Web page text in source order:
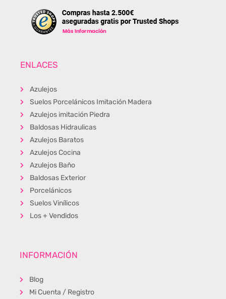
ENLACES
Azulejos
Suelos Porcelánicos Imitación Madera
Azulejos imitación Piedra
Baldosas Hidraulicas
Azulejos Baratos
Azulejos Cocina
Azulejos Baño
Baldosas Exterior
Porcelánicos
Suelos Vinílicos
Los + Vendidos
INFORMACIÓN
Blog
Mi Cuenta / Registro